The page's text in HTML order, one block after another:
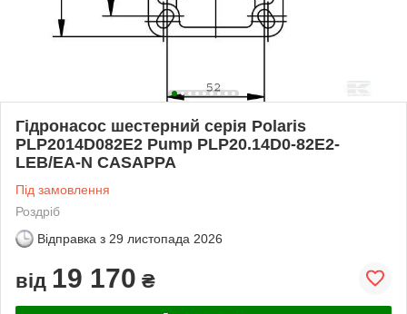
Гідронасос шестерний серія Polaris
PLP2014D082E2 Pump PLP20.14D0-82E2-
LEB/EA-N CASAPPA
Під замовлення
Роздріб
Відправка з 29 листопада 2026
від 19 170 ₴